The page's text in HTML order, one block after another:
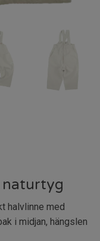
naturtyg
halvlinne med
i midjan, hängslen